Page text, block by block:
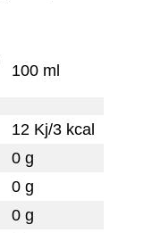
100 ml
12 Kj/3 kcal
0 g
0 g
0 g